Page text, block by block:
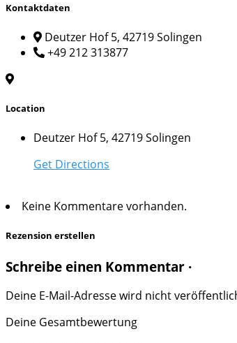
Kontaktdaten
Deutzer Hof 5, 42719 Solingen
+49 212 313877
Location
Deutzer Hof 5, 42719 Solingen
Get Directions
Keine Kommentare vorhanden.
Rezension erstellen
Schreibe einen Kommentar ·
Deine E-Mail-Adresse wird nicht
Deine Gesamtbewertung